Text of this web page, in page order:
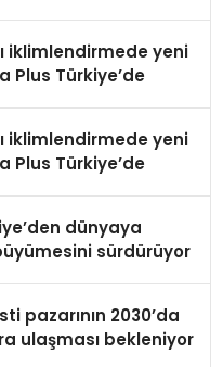
iklimlendirmede yeni
Plus Türkiye’de
iklimlendirmede yeni
Plus Türkiye’de
dünyaya
sürdürüyor
pazarının 2030’da
ulaşması bekleniyor